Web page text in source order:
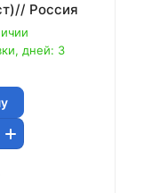
Россия
дней: 3